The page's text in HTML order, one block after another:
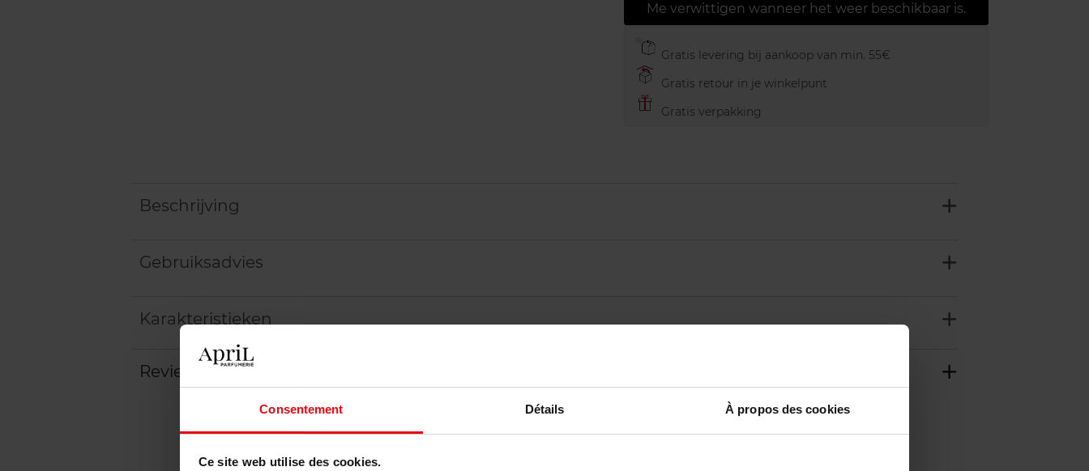
Consentement Détails À propos des cookies
Ce site web utilise des cookies.
Me verwittigen wanneer het weer beschikbaar is.
Gratis levering bij aankoop van min. 55€
Gratis retour in je winkelpunt
Gratis verpakking
Beschrijving
Gebruiksadvies
Karakteristieken
Review
Nog iets vergeten ?